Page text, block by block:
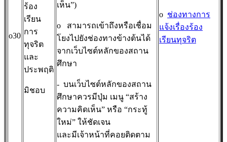
o30
ร้อง
เรียน
การ
ทุจริต
และ
ประพฤติ
มิชอบ
เห็น”)
o สามารถเข้าถึงหรือเชื่อม
โยงไปยังช่องทางข้างต้นได้
จากเว็บไซต์หลักของสถาน
ศึกษา
- บนเว็บไซต์หลักของสถาน
ศึกษาควรมีปุ่ม เมนู “สร้าง
ความคิดเห็น” หรือ “กระทู้
ใหม่” ให้ชัดเจน
และมีเจ้าหน้าที่คอยติดตาม
o ช่องทางการ
แจ้งเรื่องร้อง
เรียนทุจริต